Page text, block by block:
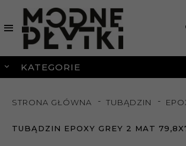
KATEGORIE
STRONA GŁÓWNA TUBĄDZIN
TUBĄDZIN EPOXY GREY 2 MAT